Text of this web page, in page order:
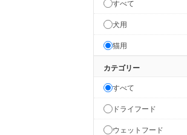
すべて
犬用
猫用
カテゴリー
すべて
ドライフード
ウェットフード